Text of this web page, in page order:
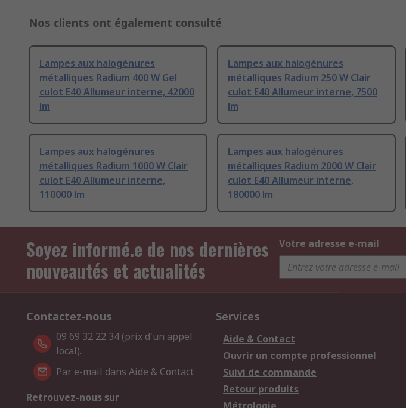
Nos clients ont également consulté
Lampes aux halogénures
métalliques Radium 400 W Gel
culot E40 Allumeur interne, 42000
lm
Lampes aux halogénures
métalliques Radium 250 W Clair
culot E40 Allumeur interne, 7500
lm
Lampes aux halogénures
métalliques Radium 1000 W Clair
culot E40 Allumeur interne,
110000 lm
Lampes aux halogénures
métalliques Radium 2000 W Clair
culot E40 Allumeur interne,
180000 lm
Soyez informé.e de nos dernières
nouveautés et actualités
Votre adresse e-mail
Contactez-nous
09 69 32 22 34 (prix d'un appel
local).
Par e-mail dans Aide & Contact
Retrouvez-nous sur
Services
Aide & Contact
Ouvrir un compte professionnel
Suivi de commande
Retour produits